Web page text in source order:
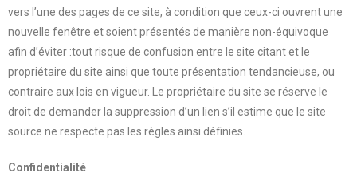
vers l’une des pages de ce site, à condition que ceux-ci ouvrent une
nouvelle fenêtre et soient présentés de manière non-équivoque
afin d’éviter :tout risque de confusion entre le site citant et le
propriétaire du site ainsi que toute présentation tendancieuse, ou
contraire aux lois en vigueur. Le propriétaire du site se réserve le
droit de demander la suppression d’un lien s’il estime que le site
source ne respecte pas les règles ainsi définies.
Confidentialité